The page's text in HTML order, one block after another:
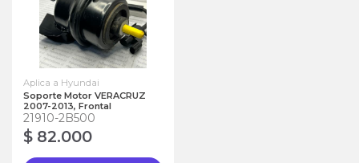
Aplica a Hyundai
Soporte Motor VERACRUZ
2007-2013, Frontal
21910-2B500
$ 82.000